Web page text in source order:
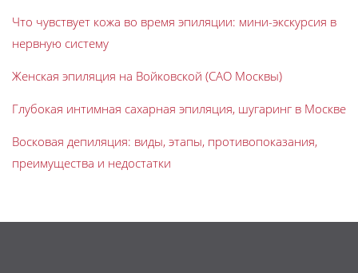
Что чувствует кожа во время эпиляции: мини-экскурсия в
нервную систему
Женская эпиляция на Войковской (САО Москвы)
Глубокая интимная сахарная эпиляция, шугаринг в Москве
Восковая депиляция: виды, этапы, противопоказания,
преимущества и недостатки